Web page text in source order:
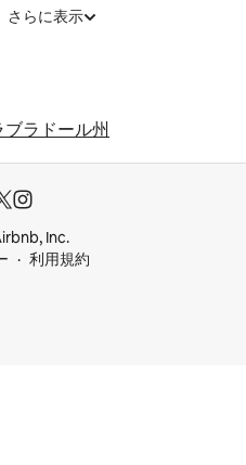
さらに表示
ラドール州
Inc.
利用規約